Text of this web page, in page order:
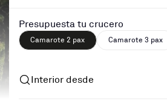
Presupuesta tu crucero
Camarote 2 pax Camarote 3 pax
Interior desde